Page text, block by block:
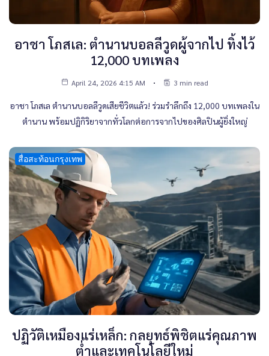
อาชา โภสเล: ตำนานบอลลีวูดผู้จากไป ทิ้งไว้
12,000 บทเพลง
April 24, 2026 4:15 AM 3 min read
อาชา โภสเล ตำนานบอลลีวูดเสียชีวิตแล้ว! ร่วมรำลึกถึง 12,000 บทเพลงใน
ตำนาน พร้อมปฏิกิริยาจากทั่วโลกต่อการจากไปของศิลปินผู้ยิ่งใหญ่
สื่อสะท้อนกรุงเทพ
ปฏิวัติเหมืองแร่เหล็ก: กลยุทธ์พิชิตแร่คุณภาพ
ต่ำและเทคโนโลยีใหม่